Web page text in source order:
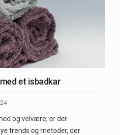
et isbadkar
og velvære, er der
trends og metoder, der